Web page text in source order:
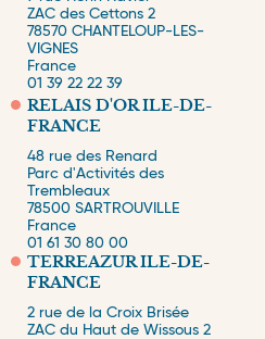
ZAC des Cettons 2
78570 CHANTELOUP-LES-
VIGNES
France
01 39 22 22 39
RELAIS D'OR ILE-DE-
FRANCE
48 rue des Renard
Parc d'Activités des
Trembleaux
78500 SARTROUVILLE
France
01 61 30 80 00
TERREAZUR ILE-DE-
FRANCE
2 rue de la Croix Brisée
ZAC du Haut de Wissous 2